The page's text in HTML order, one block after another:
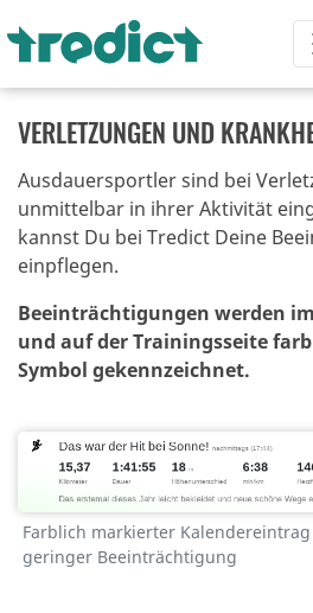
VERLETZUNGEN UND
Ausdauersportler sind bei
unmittelbar in ihrer Aktivität
kannst Du bei Tredict Deine
einpflegen.
Beeinträchtigungen werden
und auf der Trainingsseite
Symbol gekennzeichnet.
Farblich markierter
geringer Beeinträchtigung